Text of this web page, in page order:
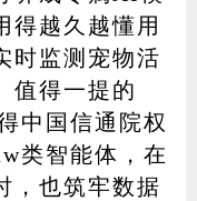
得越久越懂用
时监测宠物活
值得一提的
中国信通院权
类智能体，在
，也筑牢数据